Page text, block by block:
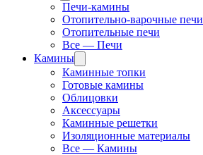
Печи-камины
Отопительно-варочные печи
Отопительные печи
Все — Печи
Камины
Каминные топки
Готовые камины
Облицовки
Аксессуары
Каминные решетки
Изоляционные материалы
Все — Камины